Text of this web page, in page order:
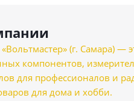
(г. Самара) —
компонентов,
для профессионалов и
для дома и хобби.